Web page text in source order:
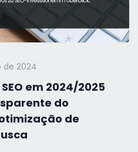
de 2024
em 2024/2025
do
de